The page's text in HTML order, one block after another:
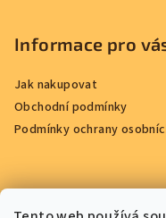
Informace pro
Jak nakupovat
Obchodní podmínky
Podmínky ochrany
Přijímáme online